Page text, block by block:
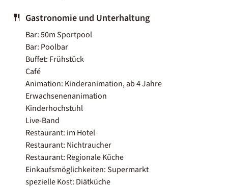
Gastronomie und Unterhaltung
Bar: 50m Sportpool
Bar: Poolbar
Buffet: Frühstück
Café
Animation: Kinderanimation, ab 4 Jahre
Erwachsenenanimation
Kinderhochstuhl
Live-Band
Restaurant: im Hotel
Restaurant: Nichtraucher
Restaurant: Regionale Küche
Einkaufsmöglichkeiten: Supermarkt
spezielle Kost: Diätküche